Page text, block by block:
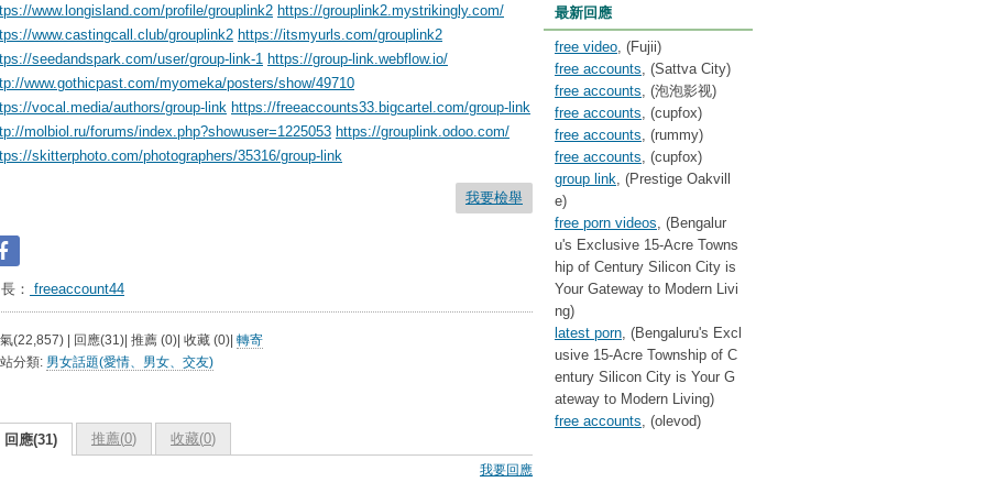
www.longisland.com/profile/grouplink2 https://grouplink2.mystrikingly.com/
www.castingcall.club/grouplink2 https://itsmyurls.com/grouplink2
seedandspark.com/user/group-link-1 https://group-link.webflow.io/
www.gothicpast.com/myomeka/posters/show/49710
vocal.media/authors/group-link https://freeaccounts33.bigcartel.com/group-link
molbiol.ru/forums/index.php?showuser=1225053 https://grouplink.odoo.com/
skitterphoto.com/photographers/35316/group-link
我要檢舉
： freeaccount44
(22,857) | 回應(31)| 推薦 (0)| 收藏 (0)| 轉寄
分類: 男女話題(愛情、男女、交友)
回應(31) 推薦(0) 收藏(0)
我要回應
最新回應
free video, (Fujii)
free accounts, (Sattva City)
free accounts, (泡泡影视)
free accounts, (cupfox)
free accounts, (rummy)
free accounts, (cupfox)
group link, (Prestige Oakvill
e)
free porn videos, (Bengalur
u's Exclusive 15-Acre Towns
hip of Century Silicon City is
Your Gateway to Modern Livi
ng)
latest porn, (Bengaluru's Excl
usive 15-Acre Township of C
entury Silicon City is Your G
ateway to Modern Living)
free accounts, (olevod)